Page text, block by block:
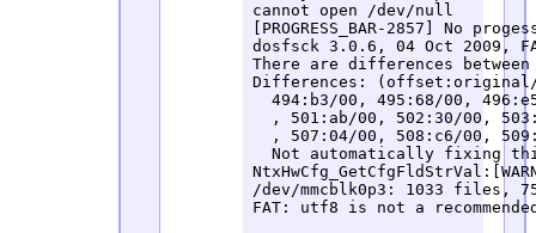
cannot open /dev/null
[PROGRESS_BAR-2857] No
dosfsck 3.0.6, 04 Oct 2009,
There are differences
Differences: (offset:original/
494:b3/00, 495:68/00,
, 501:ab/00, 502:30/00,
, 507:04/00, 508:c6/00,
Not automatically fixing
/dev/mmcblk0p3: 1033 files,
FAT: utf8 is not a